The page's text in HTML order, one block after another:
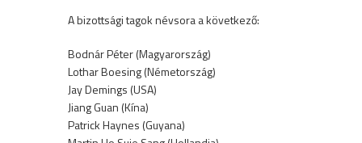
A bizottsági tagok névsora a következő:
Bodnár Péter (Magyarország)
Lothar Boesing (Németország)
Jay Demings (USA)
Jiang Guan (Kína)
Patrick Haynes (Guyana)